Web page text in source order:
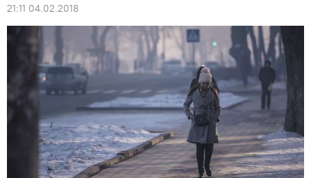
21:11 04.02.2018